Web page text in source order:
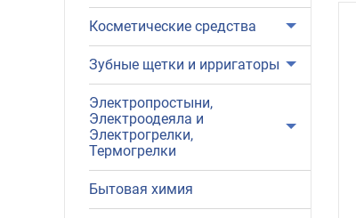
Косметические средства
Зубные щетки и ирригаторы
Электропростыни,
Электроодеяла и
Электрогрелки,
Термогрелки
Бытовая химия